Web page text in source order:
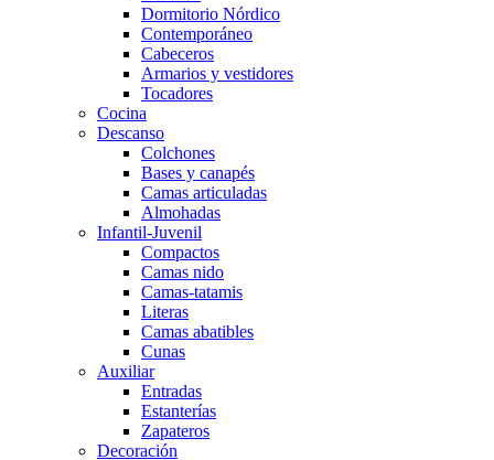
Dormitorio Nórdico
Contemporáneo
Cabeceros
Armarios y vestidores
Tocadores
Cocina
Descanso
Colchones
Bases y canapés
Camas articuladas
Almohadas
Infantil-Juvenil
Compactos
Camas nido
Camas-tatamis
Literas
Camas abatibles
Cunas
Auxiliar
Entradas
Estanterías
Zapateros
Decoración